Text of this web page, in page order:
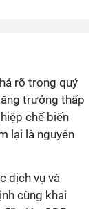
rõ trong quý
trưởng thấp
chế biến
lại là nguyên
dịch vụ và
cùng khai